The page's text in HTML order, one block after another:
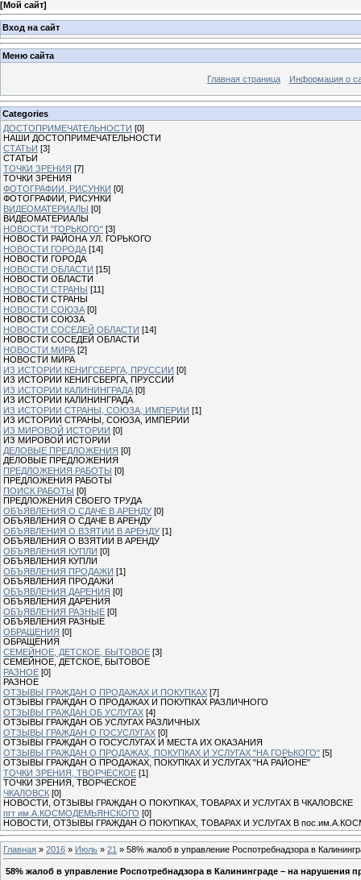
[Мой сайт]
Вход на сайт
Меню сайта
Главная страница Информация о
Categories
ДОСТОПРИМЕЧАТЕЛЬНОСТИ [0]
НАШИ ДОСТОПРИМЕЧАТЕЛЬНОСТИ
СТАТЬИ [3]
СТАТЬИ
ТОЧКИ ЗРЕНИЯ [7]
ТОЧКИ ЗРЕНИЯ
ФОТОГРАФИИ, РИСУНКИ [0]
ФОТОГРАФИИ, РИСУНКИ
ВИДЕОМАТЕРИАЛЫ [0]
ВИДЕОМАТЕРИАЛЫ
НОВОСТИ "ГОРЬКОГО" [3]
НОВОСТИ РАЙОНА УЛ. ГОРЬКОГО
НОВОСТИ ГОРОДА [14]
НОВОСТИ ГОРОДА
НОВОСТИ ОБЛАСТИ [15]
НОВОСТИ ОБЛАСТИ
НОВОСТИ СТРАНЫ [11]
НОВОСТИ СТРАНЫ
НОВОСТИ СОЮЗА [0]
НОВОСТИ СОЮЗА
НОВОСТИ СОСЕДЕЙ ОБЛАСТИ [14]
НОВОСТИ СОСЕДЕЙ ОБЛАСТИ
НОВОСТИ МИРА [2]
НОВОСТИ МИРА
ИЗ ИСТОРИИ КЕНИГСБЕРГА, ПРУССИИ [0]
ИЗ ИСТОРИИ КЕНИГСБЕРГА, ПРУССИИ
ИЗ ИСТОРИИ КАЛИНИНГРАДА [0]
ИЗ ИСТОРИИ КАЛИНИНГРАДА
ИЗ ИСТОРИИ СТРАНЫ, СОЮЗА, ИМПЕРИИ [1]
ИЗ ИСТОРИИ СТРАНЫ, СОЮЗА, ИМПЕРИИ
ИЗ МИРОВОЙ ИСТОРИИ [0]
ИЗ МИРОВОЙ ИСТОРИИ
ДЕЛОВЫЕ ПРЕДЛОЖЕНИЯ [0]
ДЕЛОВЫЕ ПРЕДЛОЖЕНИЯ
ПРЕДЛОЖЕНИЯ РАБОТЫ [0]
ПРЕДЛОЖЕНИЯ РАБОТЫ
ПОИСК РАБОТЫ [0]
ПРЕДЛОЖЕНИЯ СВОЕГО ТРУДА
ОБЪЯВЛЕНИЯ О СДАЧЕ В АРЕНДУ [0]
ОБЪЯВЛЕНИЯ О СДАЧЕ В АРЕНДУ
ОБЪЯВЛЕНИЯ О ВЗЯТИИ В АРЕНДУ [1]
ОБЪЯВЛЕНИЯ О ВЗЯТИИ В АРЕНДУ
ОБЪЯВЛЕНИЯ КУПЛИ [0]
ОБЪЯВЛЕНИЯ КУПЛИ
ОБЪЯВЛЕНИЯ ПРОДАЖИ [1]
ОБЪЯВЛЕНИЯ ПРОДАЖИ
ОБЪЯВЛЕНИЯ ДАРЕНИЯ [0]
ОБЪЯВЛЕНИЯ ДАРЕНИЯ
ОБЪЯВЛЕНИЯ РАЗНЫЕ [0]
ОБЪЯВЛЕНИЯ РАЗНЫЕ
ОБРАЩЕНИЯ [0]
ОБРАЩЕНИЯ
СЕМЕЙНОЕ, ДЕТСКОЕ, БЫТОВОЕ [3]
СЕМЕЙНОЕ, ДЕТСКОЕ, БЫТОВОЕ
РАЗНОЕ [0]
РАЗНОЕ
ОТЗЫВЫ ГРАЖДАН О ПРОДАЖАХ И ПОКУПКАХ [7]
ОТЗЫВЫ ГРАЖДАН О ПРОДАЖАХ И ПОКУПКАХ РАЗЛИЧНОГО
ОТЗЫВЫ ГРАЖДАН ОБ УСЛУГАХ [4]
ОТЗЫВЫ ГРАЖДАН ОБ УСЛУГАХ РАЗЛИЧНЫХ
ОТЗЫВЫ ГРАЖДАН О ГОСУСЛУГАХ [0]
ОТЗЫВЫ ГРАЖДАН О ГОСУСЛУГАХ И МЕСТА ИХ ОКАЗАНИЯ
ОТЗЫВЫ ГРАЖДАН О ПРОДАЖАХ, ПОКУПКАХ И УСЛУГАХ "НА ГОРЬКОГО" [5]
ОТЗЫВЫ ГРАЖДАН О ПРОДАЖАХ, ПОКУПКАХ И УСЛУГАХ "НА РАЙОНЕ"
ТОЧКИ ЗРЕНИЯ, ТВОРЧЕСКОЕ [1]
ТОЧКИ ЗРЕНИЯ, ТВОРЧЕСКОЕ
ЧКАЛОВСК [0]
НОВОСТИ, ОТЗЫВЫ ГРАЖДАН О ПОКУПКАХ, ТОВАРАХ И УСЛУГАХ В ЧКАЛОВСКЕ
пгт им.А.КОСМОДЕМЬЯНСКОГО [0]
НОВОСТИ, ОТЗЫВЫ ГРАЖДАН О ПОКУПКАХ, ТОВАРАХ И УСЛУГАХ В
Главная » 2016 » Июль » 21 » 58% жалоб в управление Роспотребнадзора в
58% жалоб в управление Роспотребнадзора в Калининграде – на нарушения